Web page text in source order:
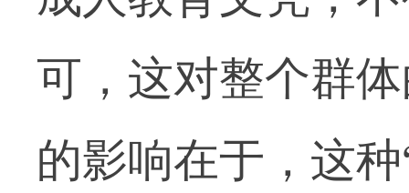
可，这对整个群
的影响在于，这